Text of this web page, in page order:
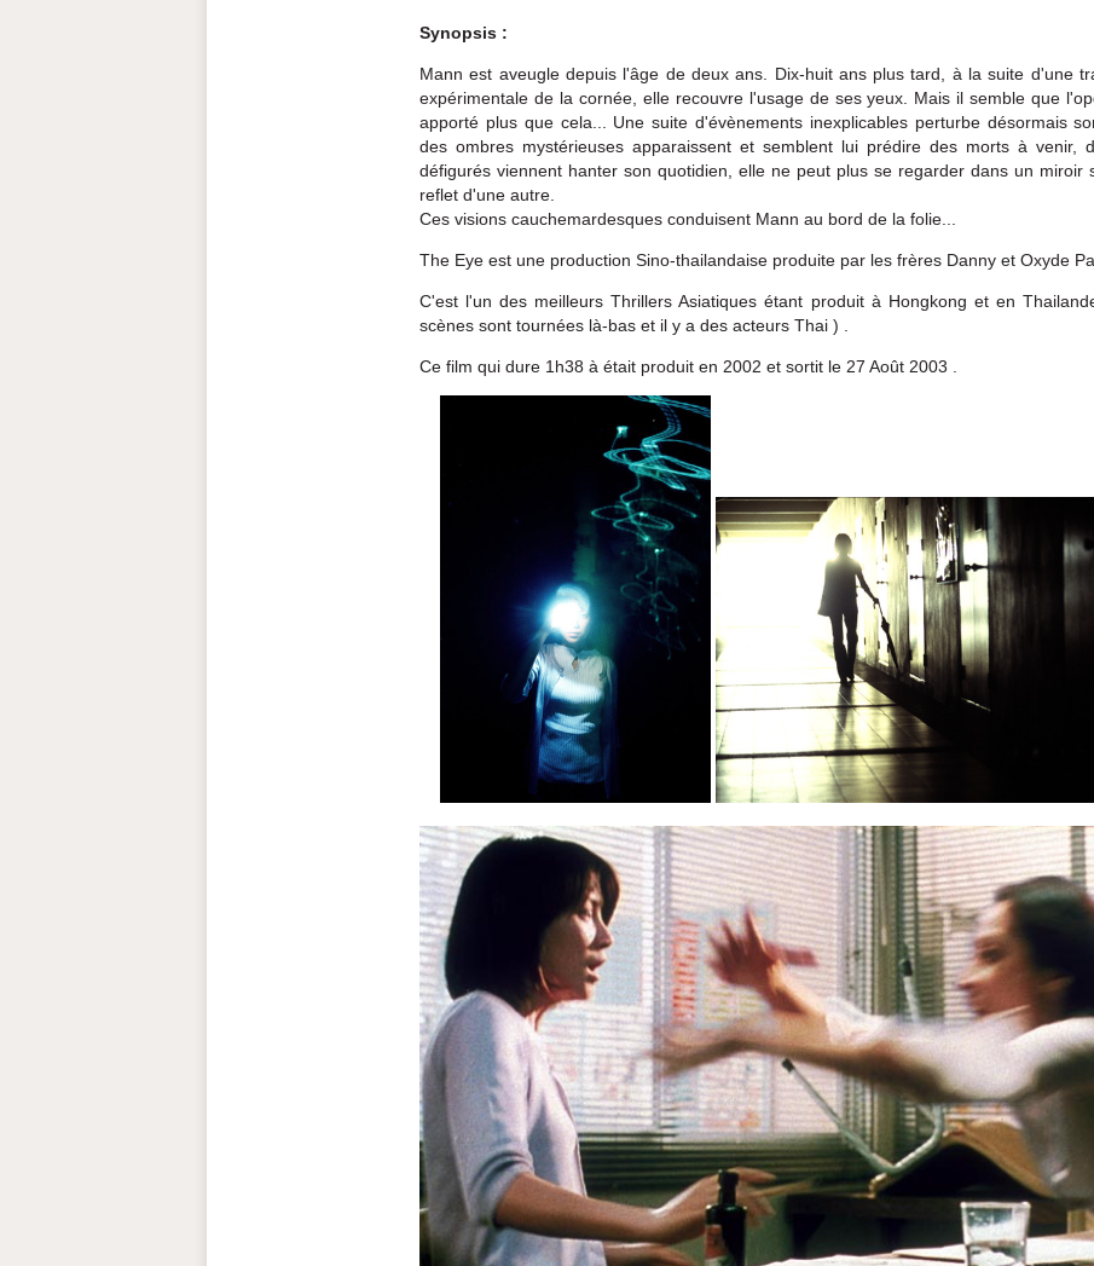
Synopsis :
Mann est aveugle depuis l'âge de deux ans. Dix-huit ans plus tard, à la suite d'une
expérimentale de la cornée, elle recouvre l'usage de ses yeux. Mais il semble que
apporté plus que cela... Une suite d'évènements inexplicables perturbe désormais
des ombres mystérieuses apparaissent et semblent lui prédire des morts à venir,
défigurés viennent hanter son quotidien, elle ne peut plus se regarder dans un miroir
reflet d'une autre.
Ces visions cauchemardesques conduisent Mann au bord de la folie...
The Eye est une production Sino-thailandaise produite par les frères Danny et Oxyde
C'est l'un des meilleurs Thrillers Asiatiques étant produit à Hongkong et en
scènes sont tournées là-bas et il y a des acteurs Thai ) .
Ce film qui dure 1h38 à était produit en 2002 et sortit le 27 Août 2003 .